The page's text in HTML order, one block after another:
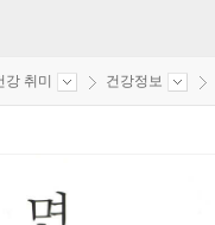
강 취미 건강정보